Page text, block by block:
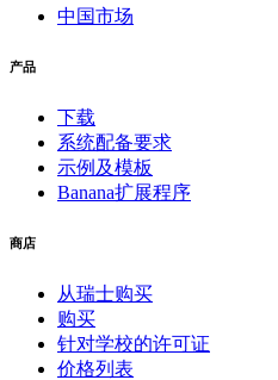
中国市场
产品
下载
系统配备要求
示例及模板
Banana扩展程序
商店
从瑞士购买
购买
针对学校的许可证
价格列表